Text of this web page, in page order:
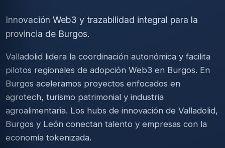
Innovación Web3 y trazabilidad integral para la
provincia de Burgos.
Valladolid lidera la coordinación autonómica y facilita
pilotos regionales de adopción Web3 en Burgos. En
Burgos aceleramos proyectos enfocados en
agrotech, turismo patrimonial y industria
agroalimentaria. Los hubs de innovación de Valladolid,
Burgos y León conectan talento y empresas con la
economía tokenizada.